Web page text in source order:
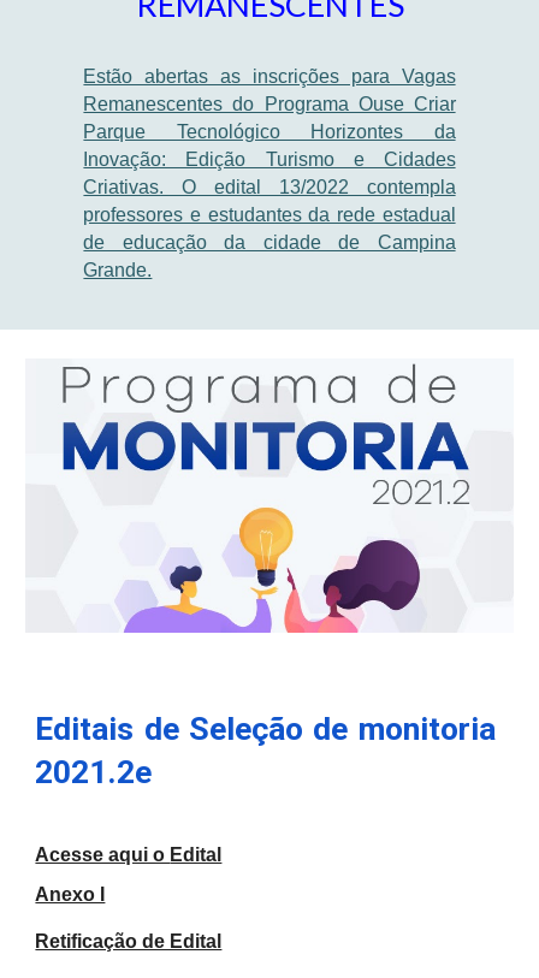
Estão abertas as inscrições para Vagas
Remanescentes do Programa Ouse Criar
Parque Tecnológico Horizontes da
Inovação: Edição Turismo e Cidades
Criativas. O edital 13/2022 contempla
professores e estudantes da rede estadual
de educação da cidade de Campina
Grande.
Editais de Seleção de monitoria
2021.2e
Acesse aqui o Edital
Anexo I
Retificação de Edital